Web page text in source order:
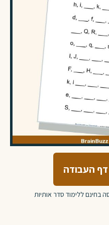
העבודה
בחינם ללימוד סדר אותיות